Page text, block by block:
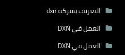
التعريف بشركة dxn
العمل في DXN
العمل في DXN